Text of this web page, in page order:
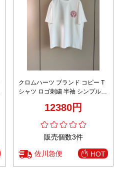
クロムハーツ ブランド コピー T
シャツ ロゴ刺繍 半袖 シンプルデ
12380円
販売個数3件
佐川急便 HOT